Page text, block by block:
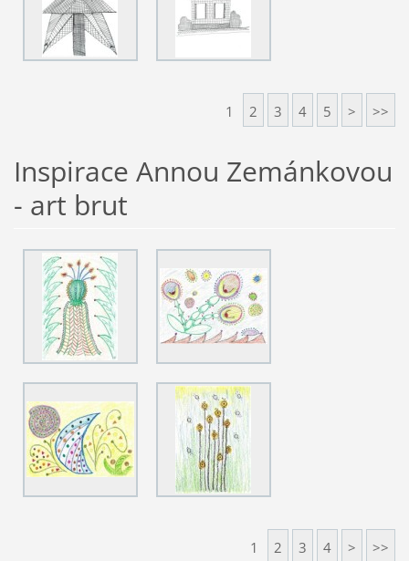
1 2 3 4 5 > >>
Inspirace Annou Zemánkovou
- art brut
1 2 3 4 > >>